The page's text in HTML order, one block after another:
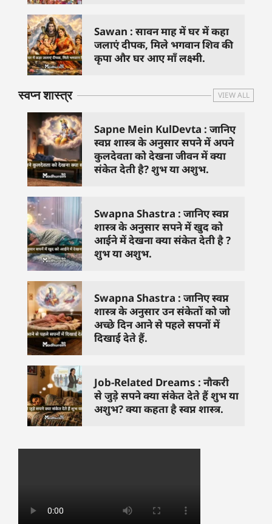
Sawan : सावन माह में घर में कहा
जलाएं दीपक, मिले भगवान शिव की
कृपा और घर आए माँ लक्ष्मी.
स्वप्न शास्त्र VIEW ALL
Sapne Mein KulDevta : जानिए
स्वप्न शास्त्र के अनुसार सपने में अपने
कुलदेवता को देखना जीवन में क्या
संकेत देती है? शुभ या अशुभ.
Swapna Shastra : जानिए स्वप्न
शास्त्र के अनुसार सपने में खुद को
आईने में देखना क्या संकेत देती है ?
शुभ या अशुभ.
Swapna Shastra : जानिए स्वप्न
शास्त्र के अनुसार उन संकेतों को जो
अच्छे दिन आने से पहले सपनों में
दिखाई देते हैं.
Job-Related Dreams : नौकरी
से जुड़े सपने क्या संकेत देते हैं शुभ या
अशुभ? क्या कहता है स्वप्न शास्त्र.